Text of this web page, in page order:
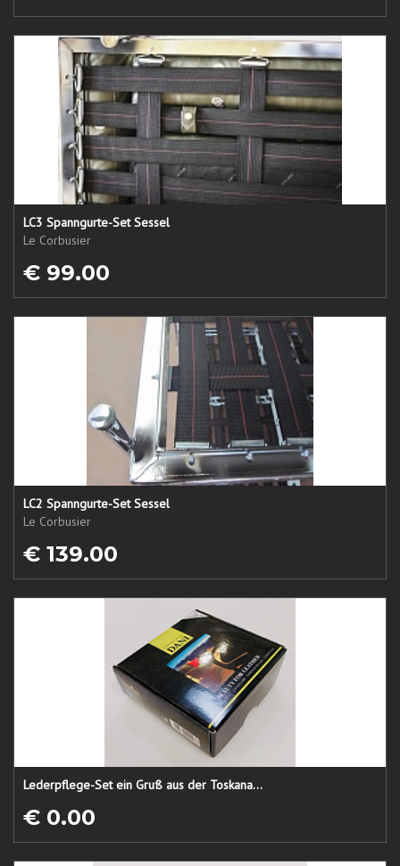
LC3 Spanngurte-Set Sessel
Le Corbusier
€ 99.00
LC2 Spanngurte-Set Sessel
Le Corbusier
€ 139.00
Lederpflege-Set ein Gruß aus der Toskana...
€ 0.00